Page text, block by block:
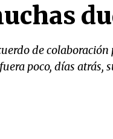
de
poco, días